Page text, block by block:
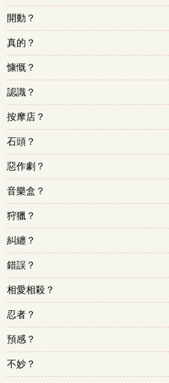
開動？
真的？
慷慨？
認識？
按摩店？
石頭？
惡作劇？
音樂盒？
狩獵？
糾纏？
錯誤？
相愛相殺？
忍者？
預感？
不妙？